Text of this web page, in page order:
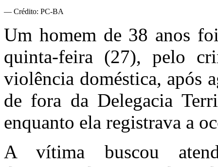
— Crédito: PC-BA
Um homem de 38 anos
quinta-feira (27), pelo
violência doméstica, após
de fora da Delegacia
enquanto ela registrava a
A vítima buscou